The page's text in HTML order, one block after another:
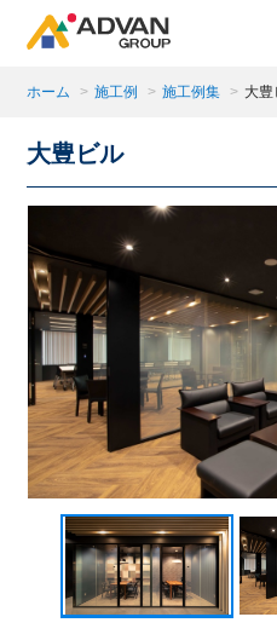
商品ページにある「お気に
商品がここに表示されます
閉じ
ホーム > 施工例 > 施工例集 > 大豊
大豊ビル